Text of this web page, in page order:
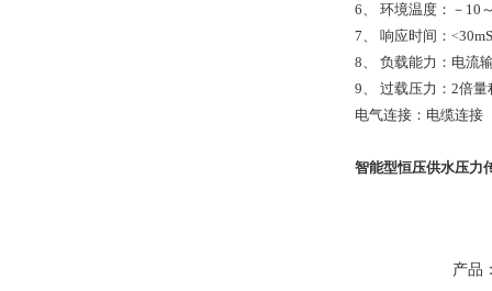
6、 环境温度：－10
7、 响应时间： <30mS
8、 负载能力： 电流
9、 过载压力：2倍量
电气连接：电缆连接
智能型恒压供水压力
产品